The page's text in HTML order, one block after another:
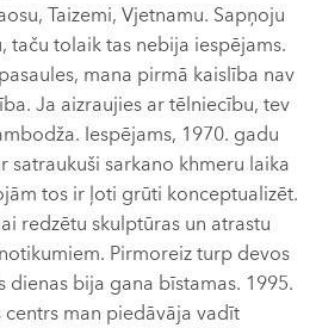
Taizemi, Vjetnamu. Sapņoju
taču tolaik tas nebija iespējams.
mana pirmā kaislība nav
Ja aizraujies ar tēlniecību, tev
Iespējams, 1970. gadu
satraukuši sarkano khmeru laika
tos ir ļoti grūti konceptualizēt.
redzētu skulptūras un atrastu
Pirmoreiz turp devos
dienas bija gana bīstamas. 1995.
centrs man piedāvāja vadīt